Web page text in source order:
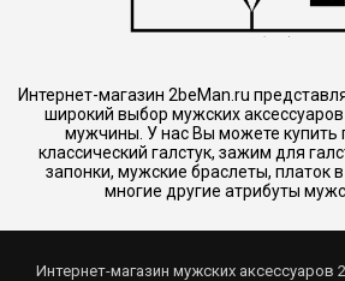
Интернет-магазин 2beMan.ru
широкий выбор мужских
мужчины. У нас Вы можете купить
классический галстук, зажим для
запонки, мужские браслеты, платок
многие другие атрибуты
Интернет-магазин мужских аксессуаров